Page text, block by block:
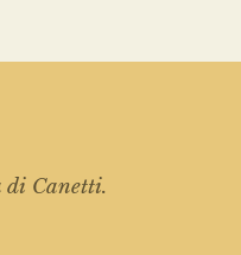
di Canetti.